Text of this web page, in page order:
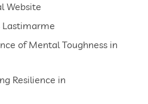
Website
Lastimarme
of Mental Toughness in
Resilience in